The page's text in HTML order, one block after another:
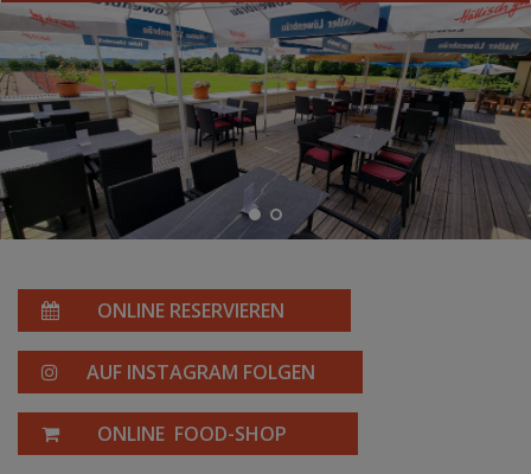
ONLINE RESERVIEREN
AUF INSTAGRAM FOLGEN
ONLINE FOOD-SHOP